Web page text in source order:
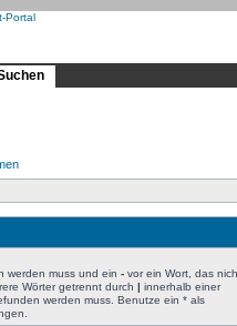
werden muss und ein -vor ein Wort, das
Wörter getrennt durch | innerhalb einer
werden muss. Benutze ein * als